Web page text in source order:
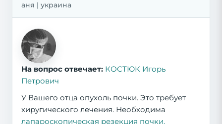
aня | украина
На вопрос отвечает: КОСТЮК Игорь
Петрович
У Вашего отца опухоль почки. Это требует
хиругического лечения. Необходима
лапароскопическая резекция почки.